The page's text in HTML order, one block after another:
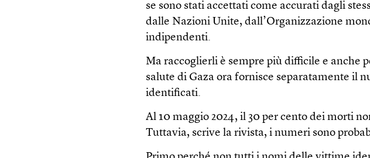
se sono stati accettati come accurati dagli
dalle Nazioni Unite, dall’Organizzazione
indipendenti.
Ma raccoglierli è sempre più difficile e anche
salute di Gaza ora fornisce separatamente il
identificati.
Al 10 maggio 2024, il 30 per cento dei morti
Tuttavia, scrive la rivista, i numeri sono